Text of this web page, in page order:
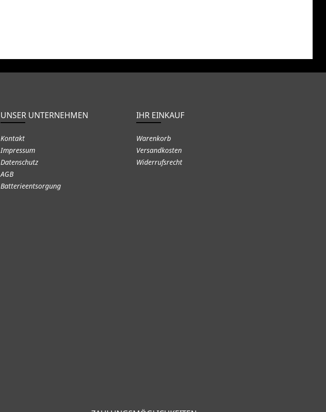
UNSER UNTERNEHMEN
Kontakt
Impressum
Datenschutz
AGB
Batterieentsorgung
IHR EINKAUF
Warenkorb
Versandkosten
Widerrufsrecht